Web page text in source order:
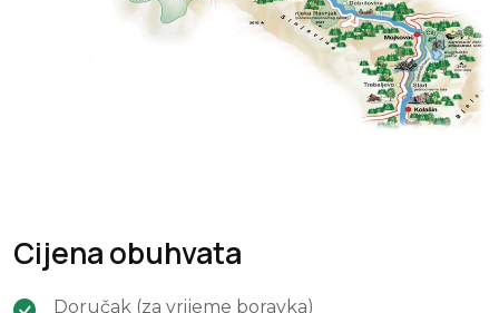
Cijena obuhvata
Doručak (za vrijeme boravka)